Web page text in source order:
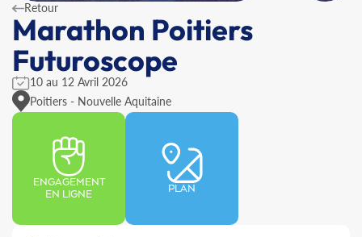
Retour
Marathon Poitiers
Futuroscope
10 au 12 Avril 2026
Poitiers - Nouvelle Aquitaine
ENGAGEMENT
EN LIGNE
PLAN